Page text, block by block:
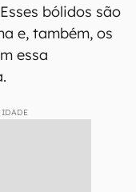
bólidos são
e, também, os
essa